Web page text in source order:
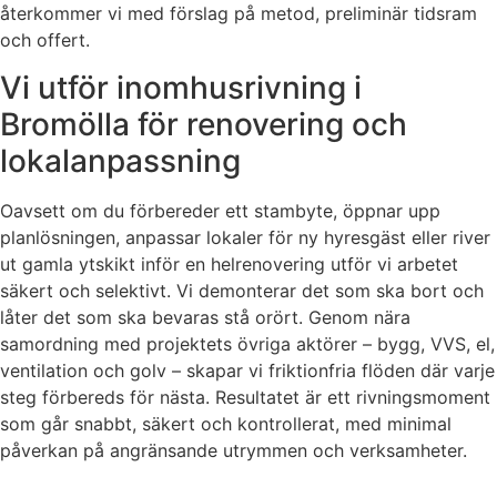
återkommer vi med förslag på metod, preliminär tidsram
och offert.
Vi utför inomhusrivning i
Bromölla för renovering och
lokalanpassning
Oavsett om du förbereder ett stambyte, öppnar upp
planlösningen, anpassar lokaler för ny hyresgäst eller river
ut gamla ytskikt inför en helrenovering utför vi arbetet
säkert och selektivt. Vi demonterar det som ska bort och
låter det som ska bevaras stå orört. Genom nära
samordning med projektets övriga aktörer – bygg, VVS, el,
ventilation och golv – skapar vi friktionfria flöden där varje
steg förbereds för nästa. Resultatet är ett rivningsmoment
som går snabbt, säkert och kontrollerat, med minimal
påverkan på angränsande utrymmen och verksamheter.